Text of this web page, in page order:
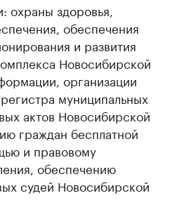
охраны здоровья,
обеспечения
и развития
Новосибирской
организации
муниципальных
актов Новосибирской
граждан бесплатной
и правовому
обеспечению
судей Новосибирской